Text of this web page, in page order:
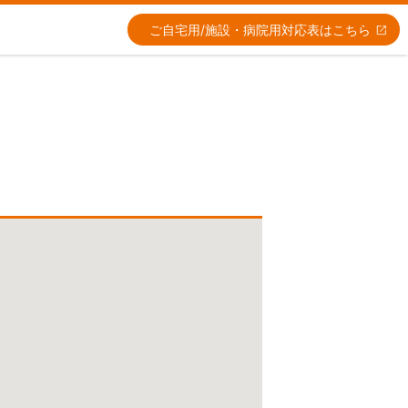
ご自宅用/施設・病院用対応表はこちら